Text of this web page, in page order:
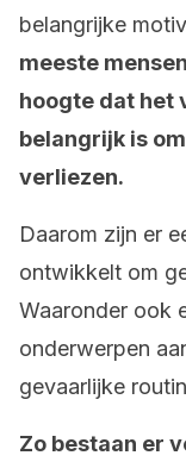
belangrijke
meeste
hoogte dat het
belangrijk is
verliezen.
Daarom zijn er
ontwikkelt om
Waaronder ook
onderwerpen
gevaarlijke
Zo bestaan er